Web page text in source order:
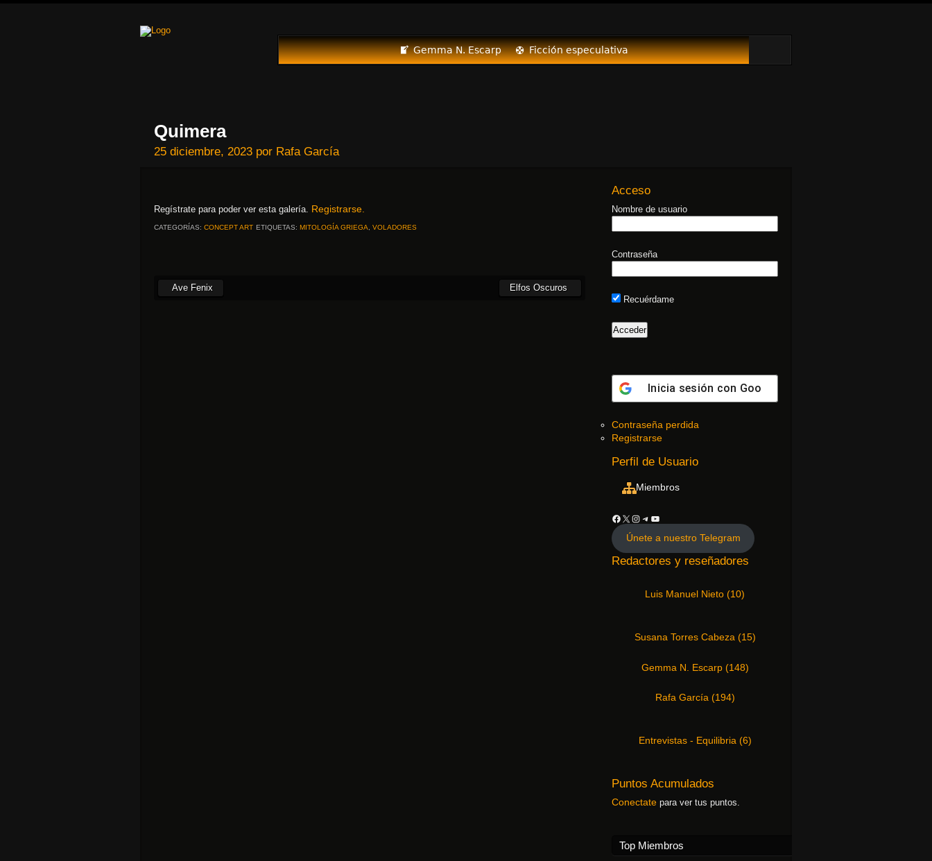
Gemma N. Escarp Ficción especulativa
Quimera
25 diciembre, 2023 por Rafa García
Regístrate para poder ver esta galería. Registrarse.
CATEGORÍAS: CONCEPT ART ETIQUETAS: MITOLOGÍA GRIEGA VOLADORES
Ave Fenix Elfos Oscuros
Acceso
Nombre de usuario
Contraseña
Recuérdame
Inicia sesión con Google
Contraseña perdida
Registrarse
Perfil de Usuario
Miembros
Únete a nuestro Telegram
Redactores y reseñadores
Luis Manuel Nieto (10)
Susana Torres Cabeza (15)
Gemma N. Escarp (148)
Rafa García (194)
Entrevistas - Equilibria (6)
Puntos Acumulados
Conectate para ver tus puntos.
Top Miembros